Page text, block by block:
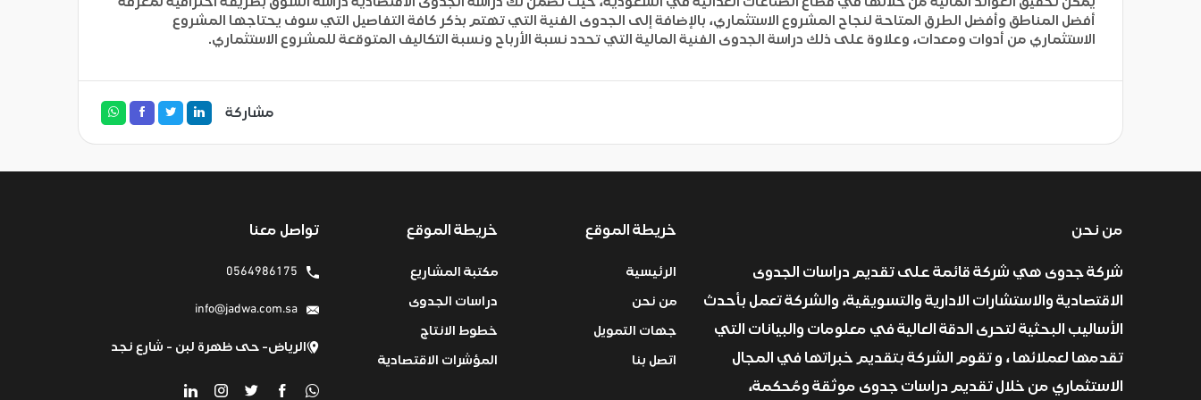
أفضل المناطق وأفضل الطرق المتاحة لنجاح المشروع الاستثماري، بالإضافة إلى الجدوى الفنية التي تهتم بذكر كافة التفاصيل التي سوف يحتاجها المشروع
الاستثماري من أدوات ومعدات، وعلاوة على ذلك دراسة الجدوى الفنية المالية التي تحدد نسبة الأرباح ونسبة التكاليف المتوقعة للمشروع الاستثماري.
مشاركة
من نحن
شركة جدوى هي شركة قائمة على تقديم دراسات الجدوى
الاقتصادية والاستشارات الادارية والتسويقية، والشركة تعمل بأحدث
الأساليب البحثية لتحرى الدقة العالية في معلومات والبيانات التي
تقدمها لعملائها ، و تقوم الشركة بتقديم خبراتها في المجال
الاستثماري من خلال تقديم دراسات جدوى موثقة ومُحكمة،
خريطة الموقع
الرئيسية
من نحن
جهات التمويل
اتصل بنا
خريطة الموقع
مكتبة المشاريع
دراسات الجدوى
خطوط الانتاج
المؤشرات الاقتصادية
تواصل معنا
0564986175
info@jadwa.com.sa
الرياض- حى ظهرة لبن - شارع نجد